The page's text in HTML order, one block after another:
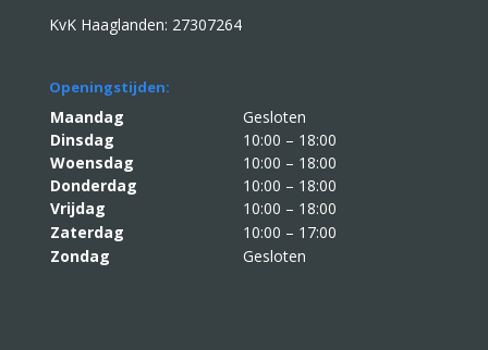
KvK Haaglanden: 27307264
Openingstijden:
Maandag
Gesloten
Dinsdag
10:00 – 18:00
Woensdag
10:00 – 18:00
Donderdag
10:00 – 18:00
Vrijdag
10:00 – 18:00
Zaterdag
10:00 – 17:00
Zondag
Gesloten